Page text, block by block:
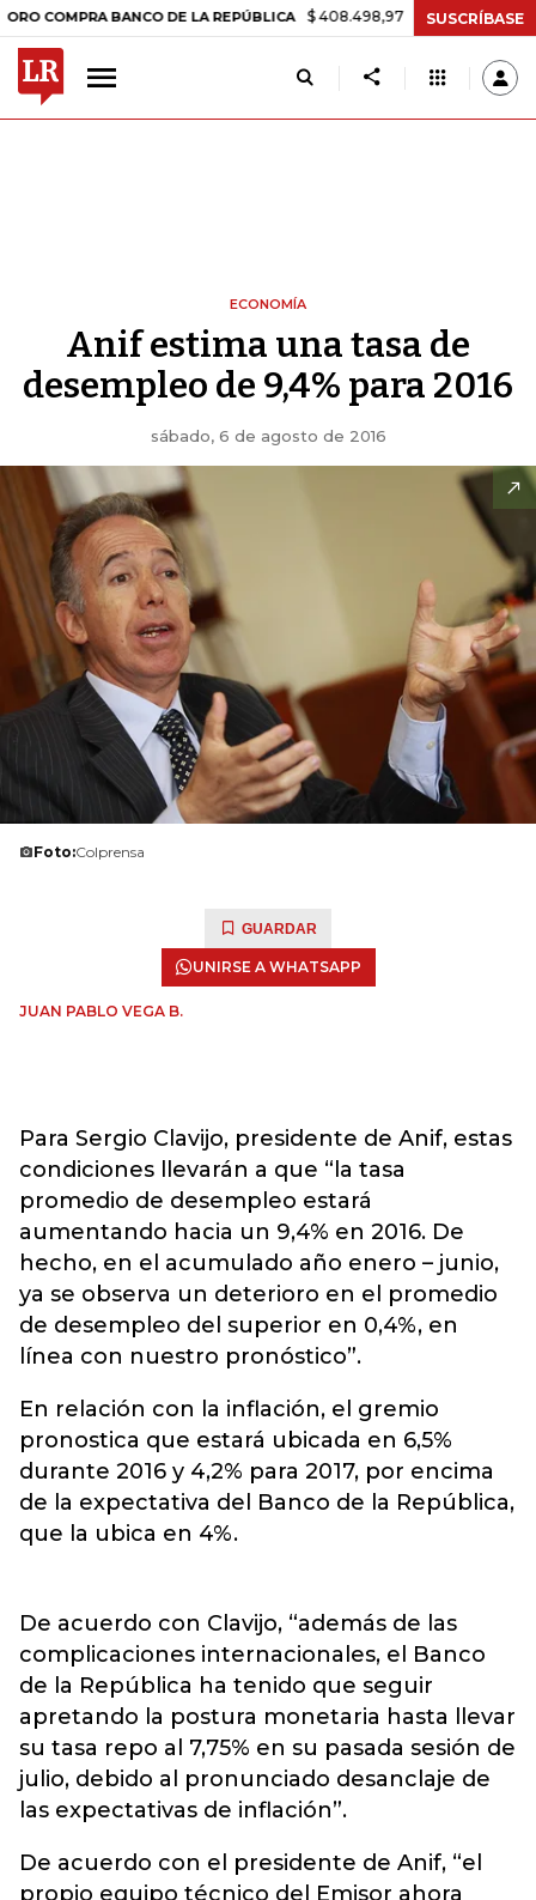
BANCO DE LA REPÚBLICA $ 408.498,97 +$ 8.753,81 +2,19%
SUSCRÍBASE
ECONOMÍA
Anif estima una tasa de
desempleo de 9,4% para 2016
sábado, 6 de agosto de 2016
Foto:Colprensa
GUARDAR
UNIRSE A WHATSAPP
JUAN PABLO VEGA B.
Para Sergio Clavijo, presidente de Anif, estas
condiciones llevarán a que “la tasa
promedio de desempleo estará
aumentando hacia un 9,4% en 2016. De
hecho, en el acumulado año enero – junio,
ya se observa un deterioro en el promedio
de desempleo del superior en 0,4%, en
línea con nuestro pronóstico”.
En relación con la inflación, el gremio
pronostica que estará ubicada en 6,5%
durante 2016 y 4,2% para 2017, por encima
de la expectativa del Banco de la República,
que la ubica en 4%.
De acuerdo con Clavijo, “además de las
complicaciones internacionales, el Banco
de la República ha tenido que seguir
apretando la postura monetaria hasta llevar
su tasa repo al 7,75% en su pasada sesión de
julio, debido al pronunciado desanclaje de
las expectativas de inflación”.
De acuerdo con el presidente de Anif, “el
propio equipo técnico del Emisor ahora